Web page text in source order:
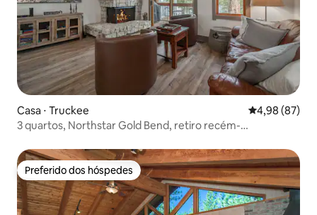
Casa ⋅ Truckee 4,98 de uma
4,98 (87)
3 quartos, Northstar Gold Bend, retiro recém-
Preferido dos hóspedes
Preferido dos hóspedes